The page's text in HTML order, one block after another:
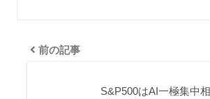
前の記事
S&P500はAI一極集中